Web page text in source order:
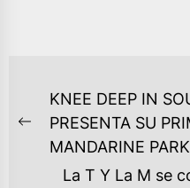
NAVEGACIÓN
DE
ENTRADAS
Previous
post:
KNEE DEEP IN
PRESENTA SU
MANDARINE PARK
La T Y La M se